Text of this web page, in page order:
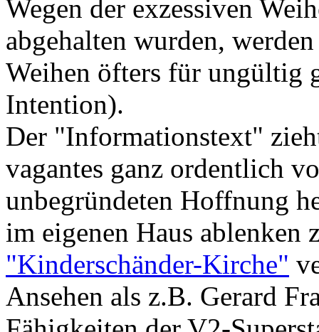
Wegen der exzessiven
abgehalten wurden,
Weihen öfters für ungültig
Intention).
Der "Informationstext"
vagantes ganz ordentlich
unbegründeten Hoffnung
im eigenen Haus ablenken
"Kinderschänder-Kirche"
Ansehen als z.B. Gerard